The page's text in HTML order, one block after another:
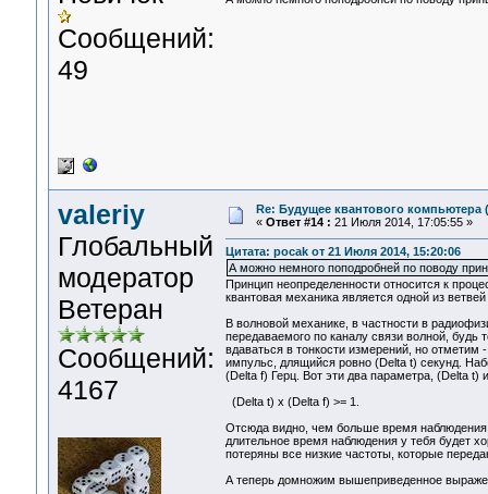
Сообщений:
49
valeriy
Глобальный
модератор
Ветеран
Сообщений:
4167
Re: Будущее квантового компьютера
« Ответ #14 : 21 Июля 2014, 17:05:55 »
Цитата: pocak от 21 Июля 2014, 15:20:06
А можно немного поподробней по поводу
Принцип неопределенности относится к
квантовая механика является одной из
В волновой механике, в частности в
передаваемого по каналу связи волной, будь
вдаваться в тонкости измерений, но отметим
импульс, длящийся ровно (Delta t) секунд.
(Delta f) Герц. Вот эти два параметра, (Delta
(Delta t) x (Delta f) >= 1.
Отсюда видно, чем больше время
длительное время наблюдения у тебя будет
потеряны все низкие частоты, которые
А теперь домножим вышеприведенное